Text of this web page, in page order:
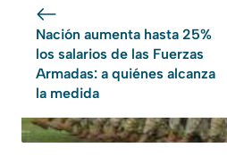
Nación aumenta hasta 25%
los salarios de las Fuerzas
Armadas: a quiénes alcanza
la medida